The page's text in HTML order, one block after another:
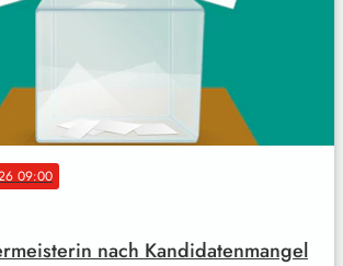
09:00
nach Kandidatenmangel